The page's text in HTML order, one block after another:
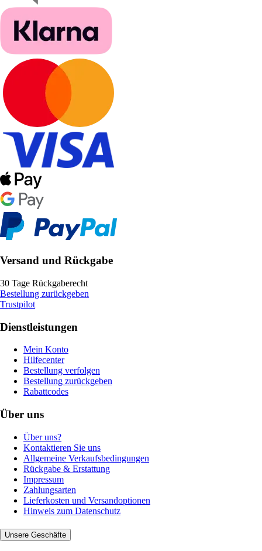
Versand und Rückgabe
30 Tage Rückgaberecht
Bestellung zurückgeben
Trustpilot
Dienstleistungen
Mein Konto
Hilfecenter
Bestellung verfolgen
Bestellung zurückgeben
Rabattcodes
Über uns
Über uns?
Kontaktieren Sie uns
Allgemeine Verkaufsbedingungen
Rückgabe & Erstattung
Impressum
Zahlungsarten
Lieferkosten und Versandoptionen
Hinweis zum Datenschutz
Unsere Geschäfte